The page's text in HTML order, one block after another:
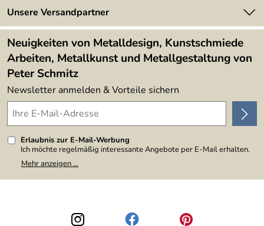
Newsletter
Lieferbedingungen
Kundenbewertungen (394)
4,9/5
Unsere Versandpartner
Neuigkeiten von Metalldesign, Kunstschmiede
Arbeiten, Metallkunst und Metallgestaltung von
Peter Schmitz
Newsletter anmelden & Vorteile sichern
Erlaubnis zur E-Mail-Werbung
Ich möchte regelmäßig interessante Angebote per E-Mail erhalten.
Meine E-Mail-Adresse wird nicht an andere Unternehmen
weitergegeben. Zu statistischen Zwecken wird in anonymer Form
den Link "Abmelden" am Ende des Newsletters anklicke. Die
Datenschutzerklärung
habe ich zur Kenntnis genommen.
Mehr anzeigen ...